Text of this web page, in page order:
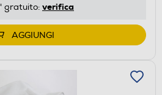
gratuito: verifica
AGGIUNGI